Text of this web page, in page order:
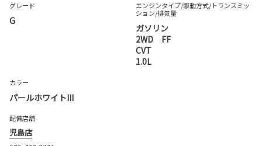
グレード
G
エンジンタイプ/駆動方式/トランスミッ
ション/排気量
ガソリン
2WD FF
CVT
1.0L
カラー
パールホワイトIII
配備店舗
児島店